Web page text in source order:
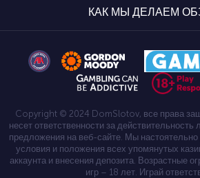
КАК МЫ ДЕЛАЕМ
Copyright © 2024 DomSlotov, все права
несет ответственности за
предложения на веб-сайте. Мы
условия и положения всех упомянутых
аккаунта и внесения депозита. Возрастные
игр – 18 лет. Играй